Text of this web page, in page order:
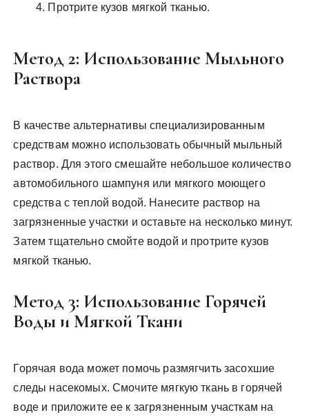
Протрите кузов мягкой тканью.
Метод 2: Использование Мыльного
Раствора
В качестве альтернативы специализированным
средствам можно использовать обычный мыльный
раствор. Для этого смешайте небольшое количество
автомобильного шампуня или мягкого моющего
средства с теплой водой. Нанесите раствор на
загрязненные участки и оставьте на несколько минут.
Затем тщательно смойте водой и протрите кузов
мягкой тканью.
Метод 3: Использование Горячей
Воды и Мягкой Ткани
Горячая вода может помочь размягчить засохшие
следы насекомых. Смочите мягкую ткань в горячей
воде и приложите ее к загрязненным участкам на